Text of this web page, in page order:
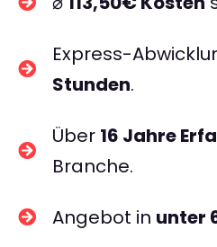
Express-
Stunden.
Über 16 Jahre
Branche.
Angebot in unter